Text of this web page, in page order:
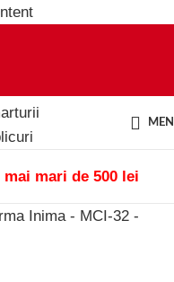
mari de 500 lei